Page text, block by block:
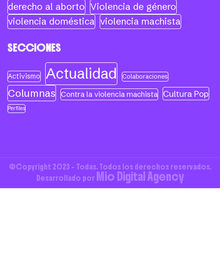
derecho al aborto Violencia de género
violencia doméstica violencia machista
SECCIONES
Activismo Actualidad Colaboraciones
Columnas Contra la violencia machista Cultura Pop
Perfiles
©Copyright 2023 - Todas. Todos los derechos reservados.
Desarrollado por Mio Digital Agency